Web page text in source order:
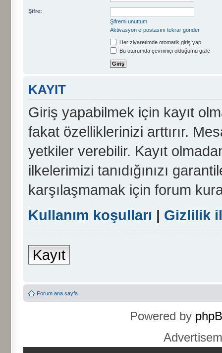
Şifre:
Şifremi unuttum
Aktivasyon e-postasını tekrar gönder
Her ziyaretimde otomatik giriş yap
Bu oturumda çevrimiçi olduğumu gizle
KAYIT
Giriş yapabilmek için kayıt
fakat özelliklerinizi arttırır.
yetkiler verebilir. Kayıt
ilkelerimizi tanıdığınızı
karşılaşmamak için forum
Kullanım koşulları | Gizlilik
Kayıt
Forum ana sayfa
Powered by